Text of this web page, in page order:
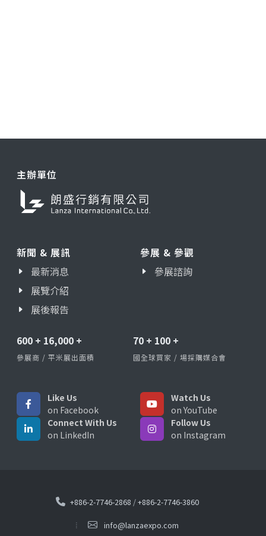
主辦單位
新聞 & 展訊
最新消息
展覽介紹
展後報告
參展 & 參觀
參展諮詢
600 + 16,000 +
參展商 / 平米展出面積
70 + 100 +
國全球買家 / 場採購媒合會
Like Us
on Facebook
Watch Us
on YouTube
Connect With Us
on LinkedIn
Follow Us
on Instagram
+886-2-7746-2868 /+886-2-7746-3860
info@lanzaexpo.com